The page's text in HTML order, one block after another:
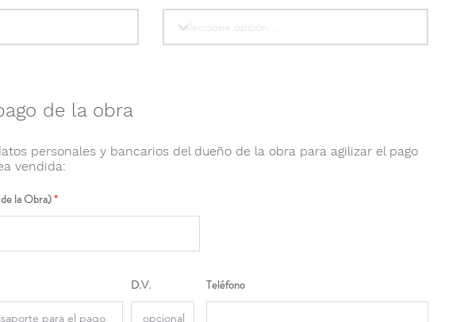
de la obra
personales y bancarios del dueño de la obra para agilizar el pago
vendida:
la Obra)
D.V. Teléfono